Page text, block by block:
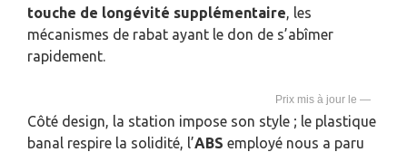
touche de longévité supplémentaire, les
mécanismes de rabat ayant le don de s’abîmer
rapidement.
—
Côté design, la station impose son style ; le plastique
banal respire la solidité, l’ABS employé nous a paru